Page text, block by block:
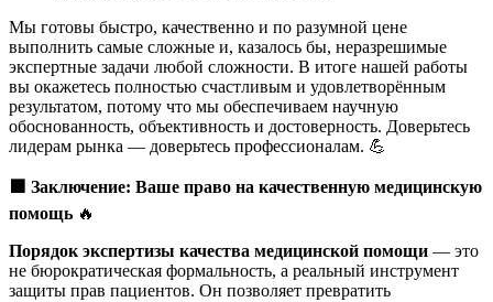
Мы готовы быстро, качественно и по разумной цене
выполнить самые сложные и, казалось бы, неразрешимые
экспертные задачи любой сложности. В итоге нашей работы
вы окажетесь полностью счастливым и удовлетворённым
результатом, потому что мы обеспечиваем научную
обоснованность, объективность и достоверность. Доверьтесь
лидерам рынка — доверьтесь профессионалам. 💪
Заключение: Ваше право на качественную медицинскую
помощь 🔥
Порядок экспертизы качества медицинской помощи — это
не бюрократическая формальность, а реальный инструмент
защиты прав пациентов. Он позволяет превратить